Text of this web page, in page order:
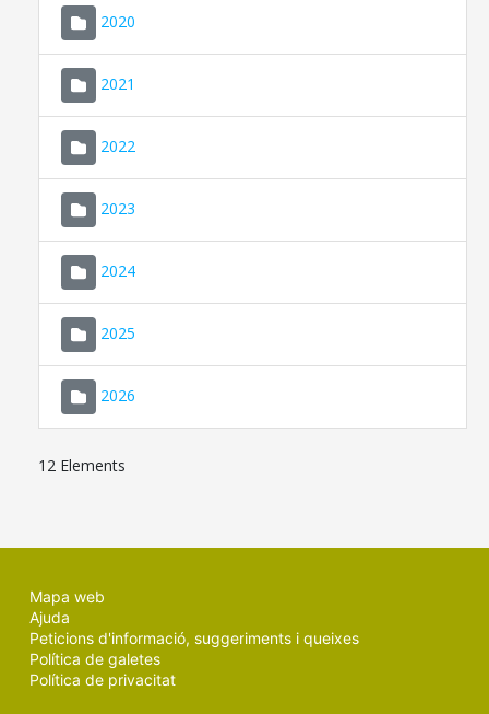
2020
2021
2022
2023
2024
2025
2026
12 Elements
Mapa web
Ajuda
Peticions d'informació, suggeriments i queixes
Política de galetes
Política de privacitat